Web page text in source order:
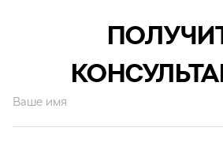
Ваше имя